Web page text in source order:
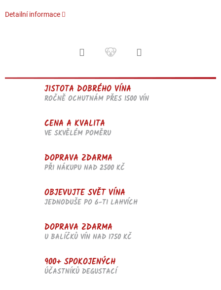
Detailní informace
JISTOTA DOBRÉHO VÍNA
ROČNĚ OCHUTNÁM PŘES 1500 VÍN
CENA A KVALITA
VE SKVĚLÉM POMĚRU
DOPRAVA ZDARMA
PŘI NÁKUPU NAD 2500 KČ
OBJEVUJTE SVĚT VÍNA
JEDNODUŠE PO 6-TI LAHVÍCH
DOPRAVA ZDARMA
U BALÍČKŮ VÍN NAD 1750 KČ
900+ SPOKOJENÝCH
ÚČASTNÍKŮ DEGUSTACÍ